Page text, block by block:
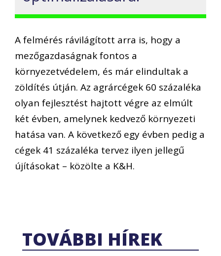
A felmérés rávilágított arra is, hogy a
mezőgazdaságnak fontos a
környezetvédelem, és már elindultak a
zöldítés útján. Az agrárcégek 60 százaléka
olyan fejlesztést hajtott végre az elmúlt
két évben, amelynek kedvező környezeti
hatása van. A következő egy évben pedig a
cégek 41 százaléka tervez ilyen jellegű
újításokat – közölte a K&H.
TOVÁBBI HÍREK